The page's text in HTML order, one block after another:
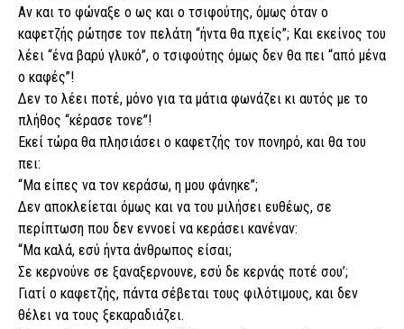
Αν και το φώναξε ο ως και ο τσιφούτης, όμως όταν ο
καφετζής ρώτησε τον πελάτη “ήντα θα πχείς”; Και εκείνος του
λέει “ένα βαρύ γλυκό”, ο τσιφούτης όμως δεν θα πει “από μένα
ο καφές”!
Δεν το λέει ποτέ, μόνο για τα μάτια φωνάζει κι αυτός με το
πλήθος “κέρασε τονε”!
Εκεί τώρα θα πλησιάσει ο καφετζής τον πονηρό, και θα του
πει:
“Μα είπες να τον κεράσω, η μου φάνηκε”;
Δεν αποκλείεται όμως και να του μιλήσει ευθέως, σε
περίπτωση που δεν εννοεί να κεράσει κανέναν:
“Μα καλά, εσύ ήντα άνθρωπος είσαι;
Σε κερνούνε σε ξαναξερνουνε, εσύ δε κερνάς ποτέ σου’;
Γιατί ο καφετζής, πάντα σέβεται τους φιλότιμους, και δεν
θέλει να τους ξεκαραδιάζει.